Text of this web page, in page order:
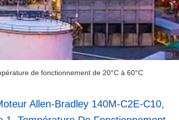
de fonctionnement de 20°C à 60°C
Allen-Bradley 140M-C2E-C10,